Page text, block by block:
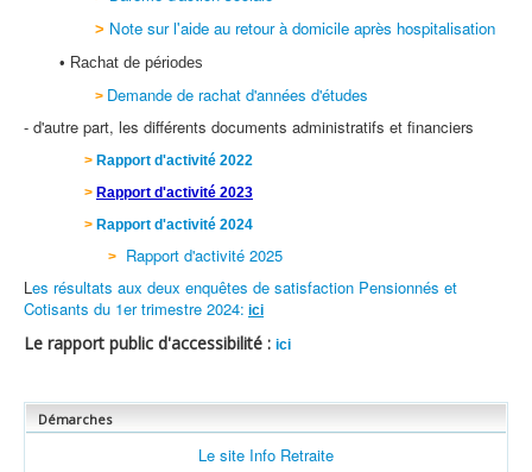
> Note sur l'aide au retour à domicile après hospitalisation
• Rachat de périodes
> Demande de rachat d'années d'études
- d'autre part, les différents documents administratifs et financiers
> Rapport d'activité 2022
> Rapport d'activité 2023
> Rapport d'activité 2024
>
Rapport d'activité 2025
Les résultats aux deux enquêtes de satisfaction Pensionnés et
Cotisants du 1er trimestre 2024: ici
Le rapport public d'accessibilité : ici
Démarches
Le site Info Retraite